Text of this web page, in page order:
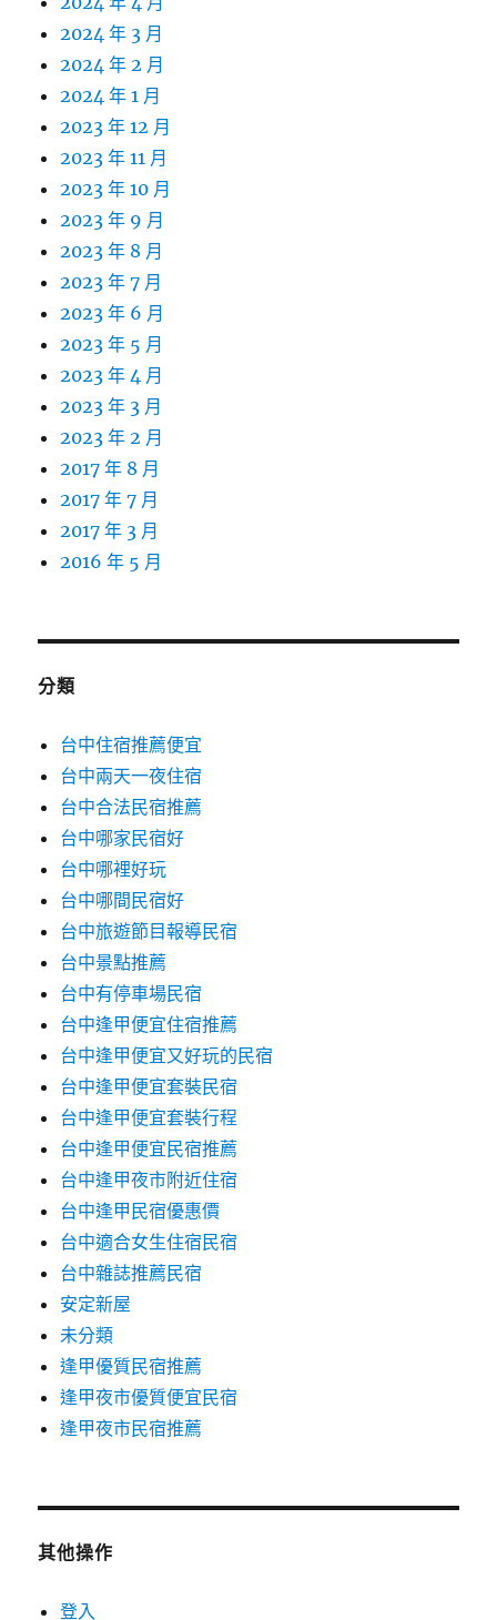
2024 年 3 月
2024 年 2 月
2024 年 1 月
2023 年 12 月
2023 年 11 月
2023 年 10 月
2023 年 9 月
2023 年 8 月
2023 年 7 月
2023 年 6 月
2023 年 5 月
2023 年 4 月
2023 年 3 月
2023 年 2 月
2017 年 8 月
2017 年 7 月
2017 年 3 月
2016 年 5 月
分類
台中住宿推薦便宜
台中兩天一夜住宿
台中合法民宿推薦
台中哪家民宿好
台中哪裡好玩
台中哪間民宿好
台中旅遊節目報導民宿
台中景點推薦
台中有停車場民宿
台中逢甲便宜住宿推薦
台中逢甲便宜又好玩的民宿
台中逢甲便宜套裝民宿
台中逢甲便宜套裝行程
台中逢甲便宜民宿推薦
台中逢甲夜市附近住宿
台中逢甲民宿優惠價
台中適合女生住宿民宿
台中雜誌推薦民宿
安定新屋
未分類
逢甲優質民宿推薦
逢甲夜市優質便宜民宿
逢甲夜市民宿推薦
其他操作
登入